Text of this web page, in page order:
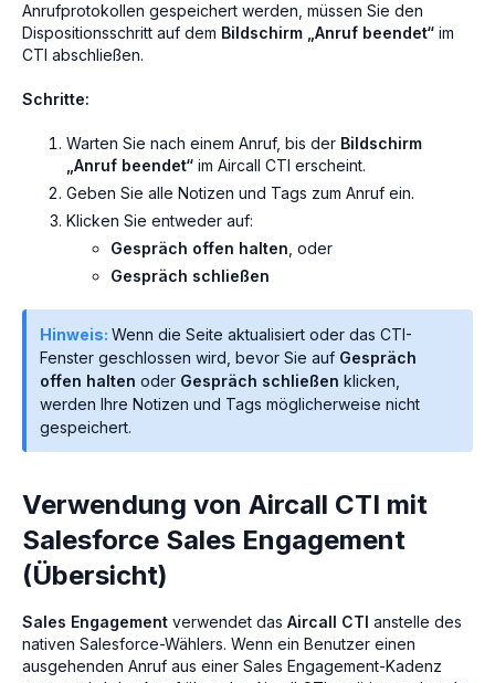
Anrufprotokollen gespeichert werden, müssen Sie den
Dispositionsschritt auf dem Bildschirm „Anruf beendet“ im
CTI abschließen.
Schritte:
Warten Sie nach einem Anruf, bis der Bildschirm
„Anruf beendet“ im Aircall CTI erscheint.
Geben Sie alle Notizen und Tags zum Anruf ein.
Klicken Sie entweder auf:
Gespräch offen halten , oder
Gespräch schließen
Hinweis: Wenn die Seite aktualisiert oder das CTI-
Fenster geschlossen wird, bevor Sie auf Gespräch
offen halten oder Gespräch schließen klicken,
werden Ihre Notizen und Tags möglicherweise nicht
gespeichert.
Verwendung von Aircall CTI mit
Salesforce Sales Engagement
(Übersicht)
Sales Engagement verwendet das Aircall CTI anstelle des
nativen Salesforce-Wählers. Wenn ein Benutzer einen
ausgehenden Anruf aus einer Sales Engagement-Kadenz